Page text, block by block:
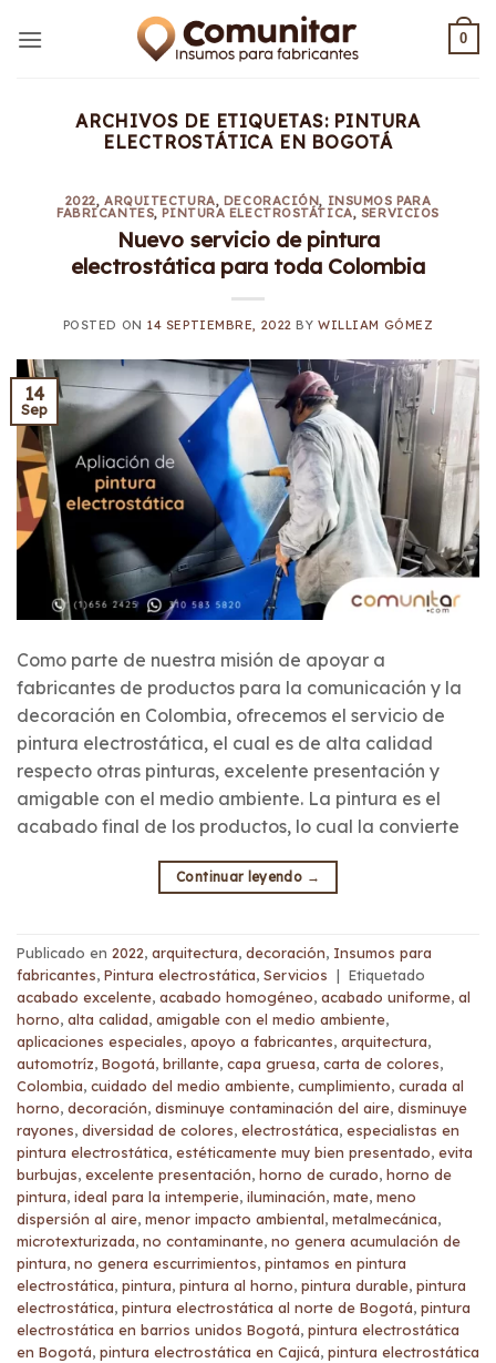
0
ARCHIVOS DE ETIQUETAS: PINTURA
ELECTROSTÁTICA EN BOGOTÁ
2022,ARQUITECTURA, DECORACIÓN, INSUMOS PARA
FABRICANTES, PINTURA ELECTROSTÁTICA, SERVICIOS
Nuevo servicio de pintura
electrostática para toda Colombia
POSTED ON 14 SEPTIEMBRE, 2022 BYWILLIAM GÓMEZ
14
Sep
Como parte de nuestra misión de apoyar a
fabricantes de productos para la comunicación y la
decoración en Colombia, ofrecemos el servicio de
pintura electrostática, el cual es de alta calidad
respecto otras pinturas, excelente presentación y
amigable con el medio ambiente. La pintura es el
acabado final de los productos, lo cual la convierte
Continuar leyendo →
Publicado en 2022, arquitectura, decoración, Insumos para
fabricantes, Pintura electrostática, Servicios | Etiquetado
acabado excelente, acabado homogéneo, acabado uniforme, al
horno, alta calidad, amigable con el medio ambiente,
aplicaciones especiales, apoyo a fabricantes, arquitectura,
automotríz, Bogotá, brillante, capa gruesa, carta de colores,
Colombia, cuidado del medio ambiente, cumplimiento, curada al
horno, decoración, disminuye contaminación del aire, disminuye
rayones, diversidad de colores, electrostática, especialistas en
pintura electrostática, estéticamente muy bien presentado, evita
burbujas, excelente presentación, horno de curado, horno de
pintura, ideal para la intemperie, iluminación, mate, meno
dispersión al aire, menor impacto ambiental, metalmecánica,
microtexturizada, no contaminante, no genera acumulación de
pintura, no genera escurrimientos, pintamos en pintura
electrostática, pintura, pintura al horno, pintura durable, pintura
electrostática, pintura electrostática al norte de Bogotá, pintura
electrostática en barrios unidos Bogotá, pintura electrostática
en Bogotá, pintura electrostática en Cajicá, pintura electrostática